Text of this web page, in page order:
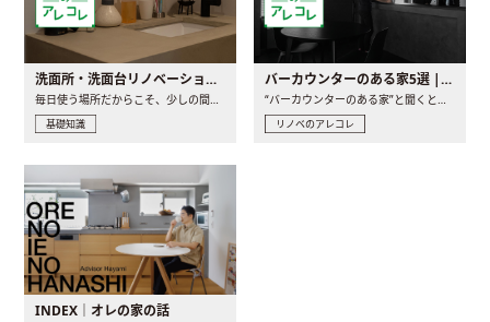
洗面所・洗面台リノベーションの事例と間取りアイデア
基礎知識
バーカウンターのある家5選 | 日常に馴染む“距離の近い”キッチンとは
リノベのアレコレ
INDEX｜オレの家の話